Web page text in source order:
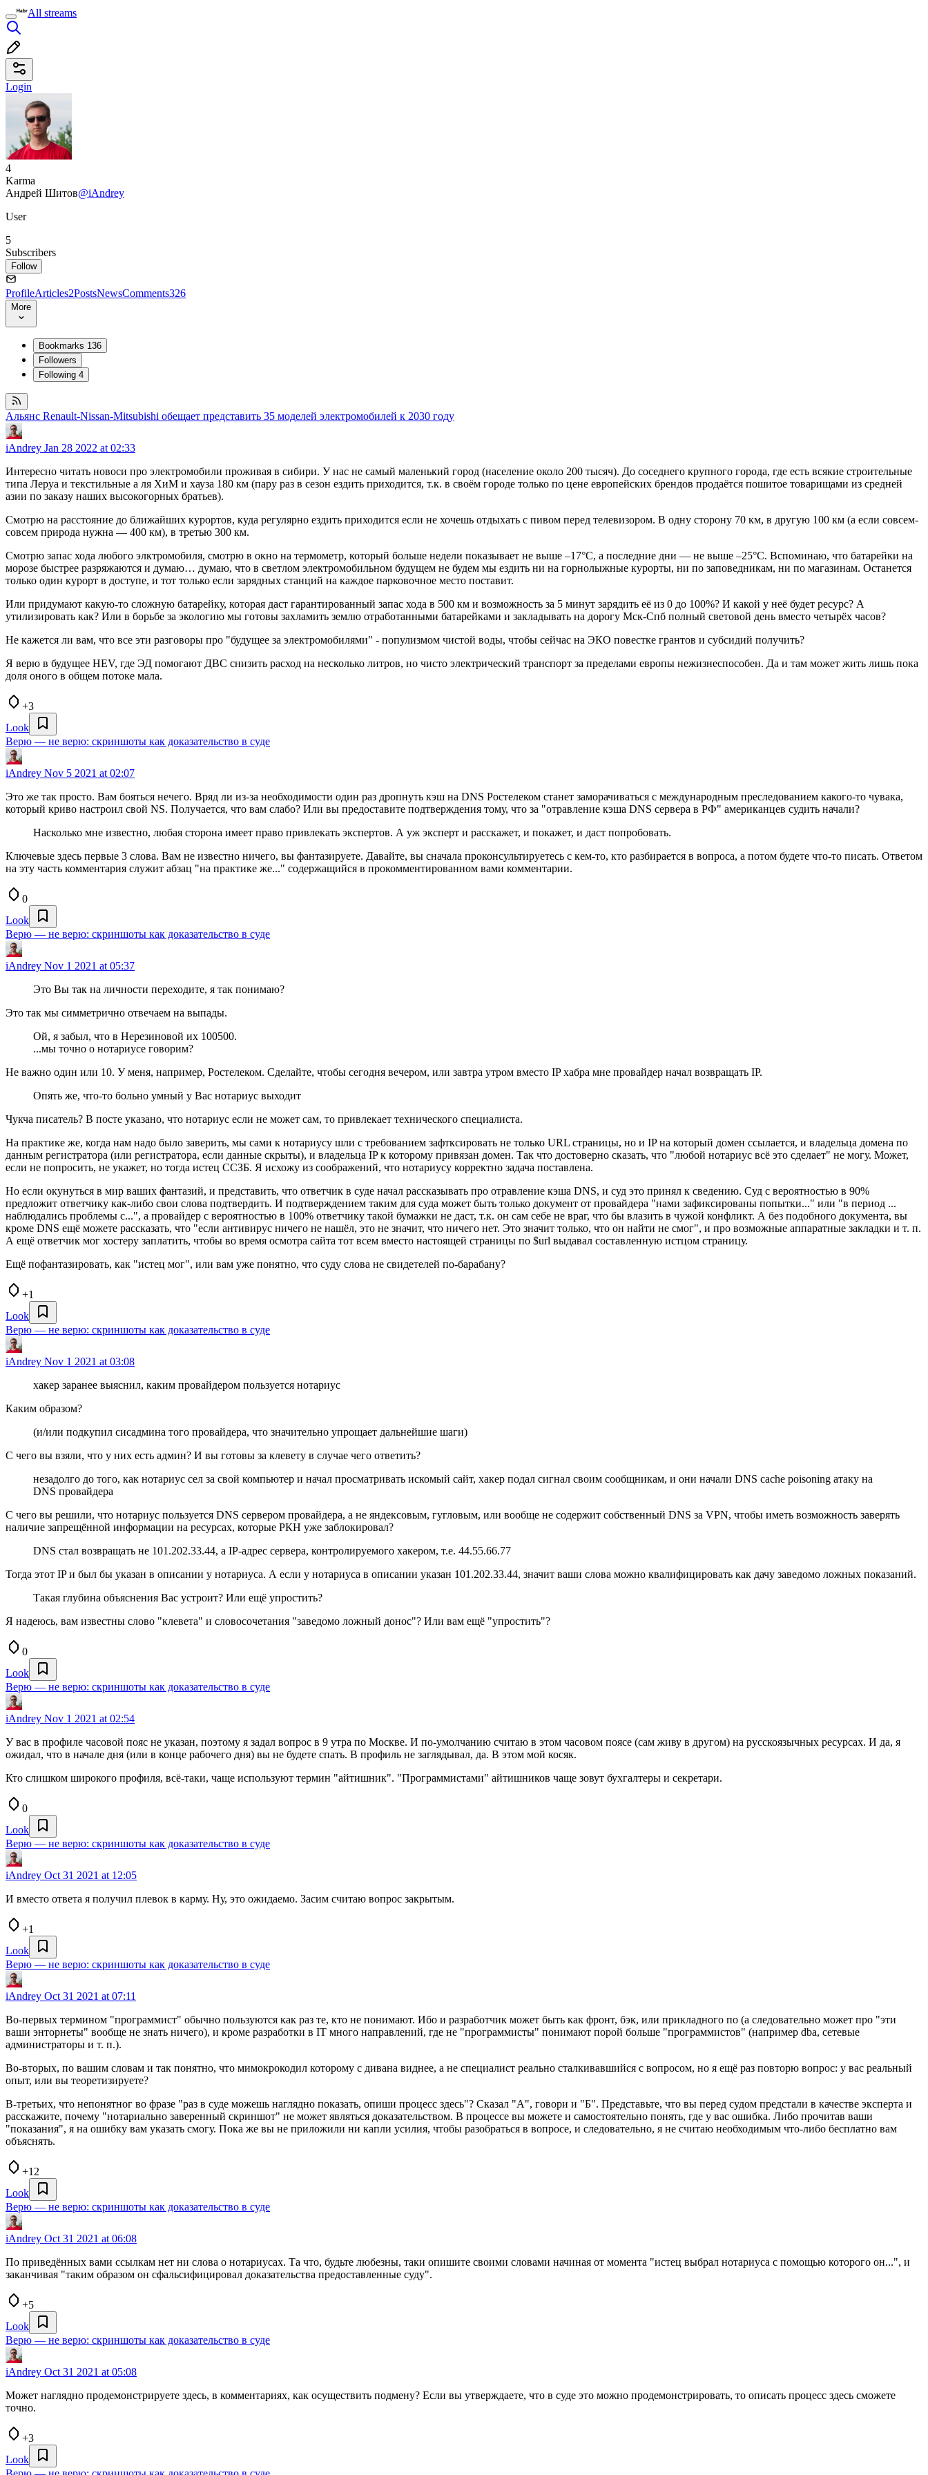
All streams
Login
4
Karma
Андрей Шитов@iAndrey
User
5
Subscribers
Follow
ProfileArticles2PostsNewsComments326
More
Bookmarks 136
Followers
Following 4
Альянс Renault-Nissan-Mitsubishi обещает представить 35 моделей электромобилей к 2030 году
iAndrey Jan 28 2022 at 02:33
Интересно читать новоси про электромобили проживая в сибири. У нас не самый маленький город (население около 200 тысяч). До соседнего крупного города, где есть всякие строительные
типа Леруа и текстильные а ля ХиМ и хауза 180 км (пару раз в сезон ездить приходится, т.к. в своём городе только по цене европейских брендов продаётся пошитое товарищами из средней
азии по заказу наших высокогорных братьев).
Смотрю на расстояние до ближайших курортов, куда регулярно ездить приходится если не хочешь отдыхать с пивом перед телевизором. В одну сторону 70 км, в другую 100 км (а если совсем-
совсем природа нужна — 400 км), в третью 300 км.
Смотрю запас хода любого элктромобиля, смотрю в окно на термометр, который больше недели показывает не выше –17°С, а последние дни — не выше –25°С. Вспоминаю, что батарейки на
морозе быстрее разряжаются и думаю… думаю, что в светлом электромобильном будущем не будем мы ездить ни на горнолыжные курорты, ни по заповедникам, ни по магазинам. Останется
только один курорт в доступе, и тот только если зарядных станций на каждое парковочное место поставит.
Или придумают какую-то сложную батарейку, которая даст гарантированный запас хода в 500 км и возможность за 5 минут зарядить её из 0 до 100%? И какой у неё будет ресурс? А
утилизировать как? Или в борьбе за экологию мы готовы захламить землю отработанными батарейками и закладывать на дорогу Мск-Спб полный световой день вместо четырёх часов?
Не кажется ли вам, что все эти разговоры про "будущее за электромобилями" - популизмом чистой воды, чтобы сейчас на ЭКО повестке грантов и субсидий получить?
Я верю в будущее HEV, где ЭД помогают ДВС снизить расход на несколько литров, но чисто электрический транспорт за пределами европы нежизнеспособен. Да и там может жить лишь пока
доля оного в общем потоке мала.
+3
Look
Верю — не верю: скриншоты как доказательство в суде
iAndrey Nov 5 2021 at 02:07
Это же так просто. Вам бояться нечего. Вряд ли из-за необходимости один раз дропнуть кэш на DNS Ростелеком станет заморачиваться с международным преследованием какого-то чувака,
который криво настроил свой NS. Получается, что вам слабо? Или вы предоставите подтверждения тому, что за "отравление кэша DNS сервера в РФ" американцев судить начали?
Насколько мне известно, любая сторона имеет право привлекать экспертов. А уж эксперт и расскажет, и покажет, и даст попробовать.
Ключевые здесь первые 3 слова. Вам не известно ничего, вы фантазируете. Давайте, вы сначала проконсультируетесь с кем-то, кто разбирается в вопроса, а потом будете что-то писать. Ответом
на эту часть комментария служит абзац "на практике же..." содержащийся в прокомментированном вами комментарии.
0
Look
Верю — не верю: скриншоты как доказательство в суде
iAndrey Nov 1 2021 at 05:37
Это Вы так на личности переходите, я так понимаю?
Это так мы симметрично отвечаем на выпады.
Ой, я забыл, что в Нерезиновой их 100500.
...мы точно о нотариусе говорим?
Не важно один или 10. У меня, например, Ростелеком. Сделайте, чтобы сегодня вечером, или завтра утром вместо IP хабра мне провайдер начал возвращать IP.
Опять же, что-то больно умный у Вас нотариус выходит
Чукча писатель? В посте указано, что нотариус если не может сам, то привлекает технического специалиста.
На практике же, когда нам надо было заверить, мы сами к нотариусу шли с требованием зафтксировать не только URL страницы, но и IP на который домен ссылается, и владельца домена по
данным регистратора (или регистратора, если данные скрыты), и владельца IP к которому привязан домен. Так что достоверно сказать, что "любой нотариус всё это сделает" не могу. Может,
если не попросить, не укажет, но тогда истец ССЗБ. Я исхожу из соображений, что нотариусу корректно задача поставлена.
Но если окунуться в мир ваших фантазий, и представить, что ответчик в суде начал рассказывать про отравление кэша DNS, и суд это принял к сведению. Суд с вероятностью в 90%
предложит ответчику как-либо свои слова подтвердить. И подтверждением таким для суда может быть только документ от провайдера "нами зафиксированы попытки..." или "в период ...
наблюдались проблемы с...", а провайдер с вероятностью в 100% ответчику такой бумажки не даст, т.к. он сам себе не враг, что бы влазить в чужой конфликт. А без подобного документа, вы
кроме DNS ещё можете рассказать, что "если антивирус ничего не нашёл, это не значит, что ничего нет. Это значит только, что он найти не смог", и про возможные аппаратные закладки и т. п.
А ещё ответчик мог хостеру заплатить, чтобы во время осмотра сайта тот всем вместо настоящей страницы по $url выдавал составленную истцом страницу.
Ещё пофантазировать, как "истец мог", или вам уже понятно, что суду слова не свидетелей по-барабану?
+1
Look
Верю — не верю: скриншоты как доказательство в суде
iAndrey Nov 1 2021 at 03:08
хакер заранее выяснил, каким провайдером пользуется нотариус
Каким образом?
(и/или подкупил сисадмина того провайдера, что значительно упрощает дальнейшие шаги)
С чего вы взяли, что у них есть админ? И вы готовы за клевету в случае чего ответить?
незадолго до того, как нотариус сел за свой компьютер и начал просматривать искомый сайт, хакер подал сигнал своим сообщникам, и они начали DNS cache poisoning атаку на
DNS провайдера
С чего вы решили, что нотариус пользуется DNS сервером провайдера, а не яндексовым, гугловым, или вообще не содержит собственный DNS за VPN, чтобы иметь возможность заверять
наличие запрещённой информации на ресурсах, которые РКН уже заблокировал?
DNS стал возвращать не 101.202.33.44, а IP-адрес сервера, контролируемого хакером, т.е. 44.55.66.77
Тогда этот IP и был бы указан в описании у нотариуса. А если у нотариуса в описании указан 101.202.33.44, значит ваши слова можно квалифицировать как дачу заведомо ложных показаний.
Такая глубина объяснения Вас устроит? Или ещё упростить?
Я надеюсь, вам известны слово "клевета" и словосочетания "заведомо ложный донос"? Или вам ещё "упростить"?
0
Look
Верю — не верю: скриншоты как доказательство в суде
iAndrey Nov 1 2021 at 02:54
У вас в профиле часовой пояс не указан, поэтому я задал вопрос в 9 утра по Москве. И по-умолчанию считаю в этом часовом поясе (сам живу в другом) на русскоязычных ресурсах. И да, я
ожидал, что в начале дня (или в конце рабочего дня) вы не будете спать. В профиль не заглядывал, да. В этом мой косяк.
Кто слишком широкого профиля, всё-таки, чаще используют термин "айтишник". "Программистами" айтишников чаще зовут бухгалтеры и секретари.
0
Look
Верю — не верю: скриншоты как доказательство в суде
iAndrey Oct 31 2021 at 12:05
И вместо ответа я получил плевок в карму. Ну, это ожидаемо. Засим считаю вопрос закрытым.
+1
Look
Верю — не верю: скриншоты как доказательство в суде
iAndrey Oct 31 2021 at 07:11
Во-первых термином "программист" обычно пользуются как раз те, кто не понимают. Ибо и разработчик может быть как фронт, бэк, или прикладного по (а следовательно может про "эти
ваши энторнеты" вообще не знать ничего), и кроме разработки в IT много направлений, где не "программисты" понимают порой больше "программистов" (например dba, сетевые
администраторы и т. п.).
Во-вторых, по вашим словам и так понятно, что мимокрокодил которому с дивана виднее, а не специалист реально сталкивавшийся с вопросом, но я ещё раз повторю вопрос: у вас реальный
опыт, или вы теоретизируете?
В-третьих, что непонятног во фразе "раз в суде можешь наглядно показать, опиши процесс здесь"? Сказал "А", говори и "Б". Представьте, что вы перед судом предстали в качестве эксперта и
расскажите, почему "нотариально заверенный скриншот" не может являться доказательством. В процессе вы можете и самостоятельно понять, где у вас ошибка. Либо прочитав ваши
"показания", я на ошибку вам указать смогу. Пока же вы не приложили ни капли усилия, чтобы разобраться в вопросе, и следовательно, я не считаю необходимым что-либо бесплатно вам
объяснять.
+12
Look
Верю — не верю: скриншоты как доказательство в суде
iAndrey Oct 31 2021 at 06:08
По приведённых вами ссылкам нет ни слова о нотариусах. Та что, будьте любезны, таки опишите своими словами начиная от момента "истец выбрал нотариуса с помощью которого он...", и
заканчивая "таким образом он сфальсифицировал доказательства предоставленные суду".
+5
Look
Верю — не верю: скриншоты как доказательство в суде
iAndrey Oct 31 2021 at 05:08
Может наглядно продемонстрируете здесь, в комментариях, как осуществить подмену? Если вы утверждаете, что в суде это можно продемонстрировать, то описать процесс здесь сможете
точно.
+3
Look